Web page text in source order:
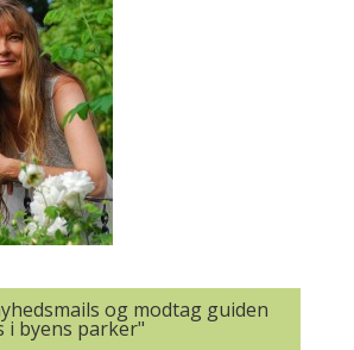
og modtag guiden
i byens parker"